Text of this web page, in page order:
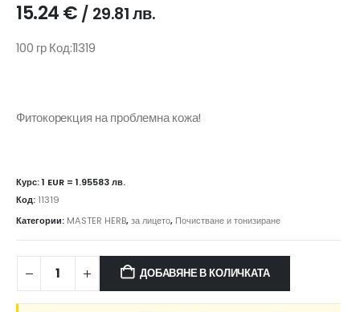
15.24€ / 29.81 лв.
100 гр Код:11319
Фитокорекция на проблемна кожа!
Курс: 1 EUR = 1.95583 лв.
Код: 11319
Категории: MASTER HERB,за лицето, Почистване и тонизиране
ДОБАВЯНЕ В КОЛИЧКАТА